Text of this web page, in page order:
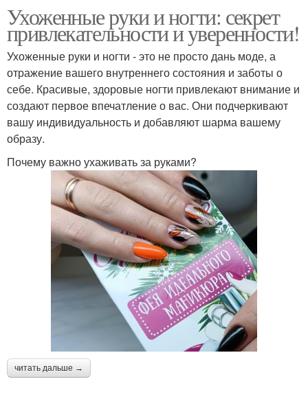
Ухоженные руки и ногти: секрет
привлекательности и уверенности!
Ухоженные руки и ногти - это не просто дань моде, а
отражение вашего внутреннего состояния и заботы о
себе. Красивые, здоровые ногти привлекают внимание и
создают первое впечатление о вас. Они подчеркивают
вашу индивидуальность и добавляют шарма вашему
образу.
Почему важно ухаживать за руками?
читать дальше →